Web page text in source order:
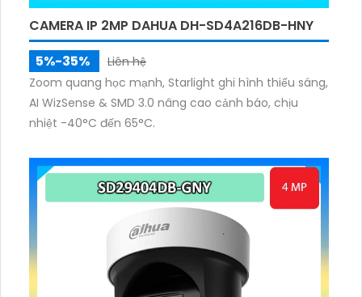
CAMERA IP 2MP DAHUA DH-SD4A216DB-HNY
5%-35%
Liên hệ
Zoom quang học mạnh, Starlight ghi hình thiếu sáng,
AI WizSense & SMD 3.0 nâng cao cảnh báo, chịu
nhiệt -40°C đến 65°C.